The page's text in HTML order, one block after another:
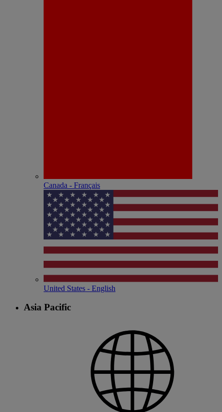
Canada - Français
United States - English
Asia Pacific